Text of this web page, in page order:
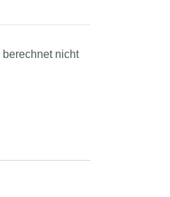
nicht